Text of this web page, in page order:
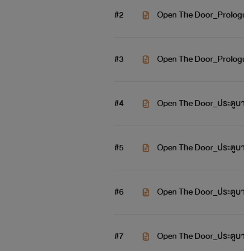
#2 Open The
#3 Open The
#4 Open The Door_ประตูบ
#5 Open The Door_ประตูบ
#6 Open The Door_ประตูบ
#7 Open The Door_ประตู